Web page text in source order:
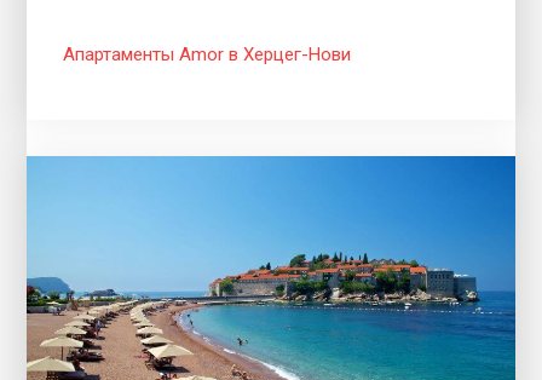
Апартаменты Amor в Херцег-Нови